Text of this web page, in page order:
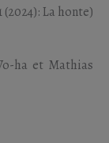
(2024): La honte)
ha et Mathias